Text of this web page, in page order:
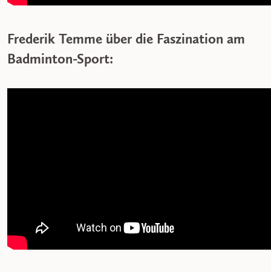
Frederik Temme über die Faszination am
Badminton-Sport: